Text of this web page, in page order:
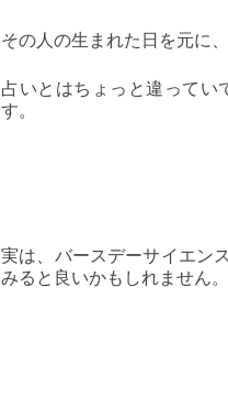
その人の生まれた日を元に
占いとはちょっと違ってい
す。
実は、バースデーサイエン
みると良いかもしれません。